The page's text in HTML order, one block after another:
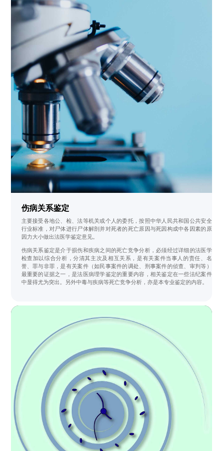
伤病关系鉴定
主要接受各地公、检、法等机关或个人的委托，按照中华人民共和国公共安全
行业标准，对尸体进行尸体解剖并对死者的死亡原因与死因构成中各因素的原
因力大小做出法医学鉴定意见。
伤病关系鉴定是介于损伤和疾病之间的死亡竞争分析，必须经过详细的法医学
检查加以综合分析，分清其主次及相互关系，是有关案件当事人的责任、名
誉、罪与非罪，是有关案件（如民事案件的调处、刑事案件的侦查、审判等）
最重要的证据之一，是法医病理学鉴定的重要内容，相关鉴定在一些法纪案件
中显得尤为突出。另外中毒与疾病等死亡竞争分析，亦是本专业鉴定的内容。